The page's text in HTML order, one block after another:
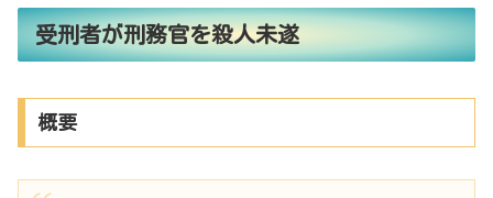
受刑者が刑務官を殺人未遂
概要